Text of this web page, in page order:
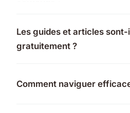
Les guides et articles
gratuitement ?
Comment naviguer